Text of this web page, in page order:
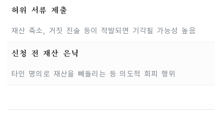
허위 서류 제출
재산 축소, 거짓 진술 등이 적발되면 기각될 가능성 높음
신청 전 재산 은닉
타인 명의로 재산을 빼돌리는 등 의도적 회피 행위